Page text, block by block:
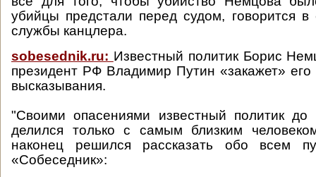
убийцы предстали перед судом, говорится
службы канцлера.
sobesednik.ru: Известный политик Борис
президент РФ Владимир Путин «закажет»
высказывания.
"Своими опасениями известный политик до
делился только с самым близким
наконец решился рассказать обо всем
«Собеседник»: